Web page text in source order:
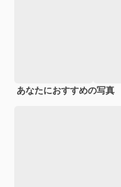
あなたにおすすめの写真